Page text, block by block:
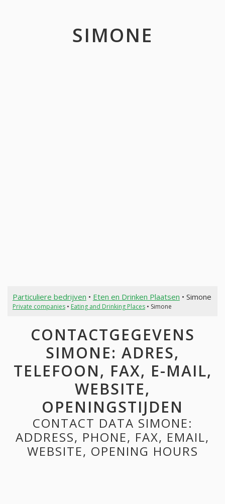
SIMONE
Particuliere bedrijven • Eten en Drinken Plaatsen • Simone
Private companies• Eating and Drinking Places• Simone
CONTACTGEGEVENS
SIMONE: ADRES,
TELEFOON, FAX, E-MAIL,
WEBSITE,
OPENINGSTIJDEN
CONTACT DATA SIMONE:
ADDRESS, PHONE, FAX, EMAIL,
WEBSITE, OPENING HOURS